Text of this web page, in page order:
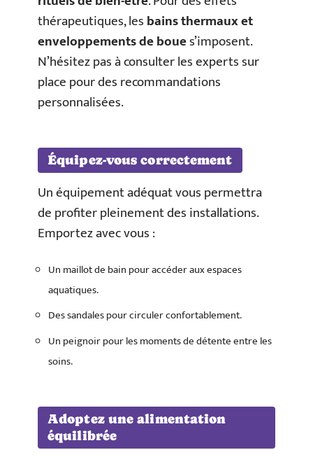
thérapeutiques, lesbains thermaux et
enveloppements de boues’imposent.
N’hésitez pas à consulter les experts sur
place pour des recommandations
personnalisées.
Équipez-vous correctement
Un équipement adéquat vous permettra
de profiter pleinement des installations.
Emportez avec vous :
Un maillot de bain pour accéder aux espaces
aquatiques.
Des sandales pour circuler confortablement.
Un peignoir pour les moments de détente entre les
soins.
Adoptez une alimentation
équilibrée